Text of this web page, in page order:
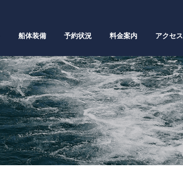
船体装備 予約状況 料金案内 アクセス